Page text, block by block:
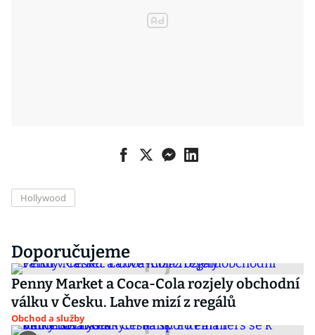
Hollywood
Doporučujeme
Penny Market a Coca-Cola rozjely obchodní
válku v Česku. Lahve mizí z regálů
Obchod a služby